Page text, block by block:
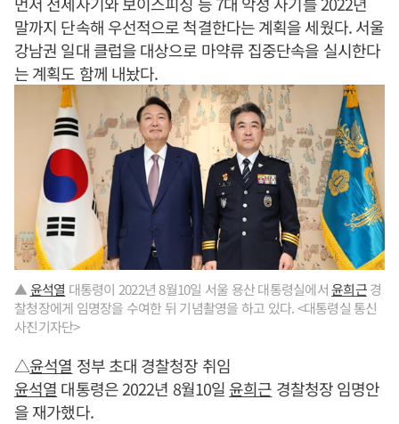
말까지 단속해 우선적으로 척결한다는 계획을 세웠다. 서울
강남권 일대 클럽을 대상으로 마약류 집중단속을 실시한다
는 계획도 함께 내놨다.
▲윤석열 대통령이 2022년 8월10일 서울 용산 대통령실에서윤희근경
찰청장에게 임명장을 수여한 뒤 기념촬영을 하고 있다. <대통령실 통신
사진기자단>
△윤석열 정부 초대 경찰청장 취임
윤석열 대통령은 2022년 8월10일 윤희근 경찰청장 임명안
을 재가했다.